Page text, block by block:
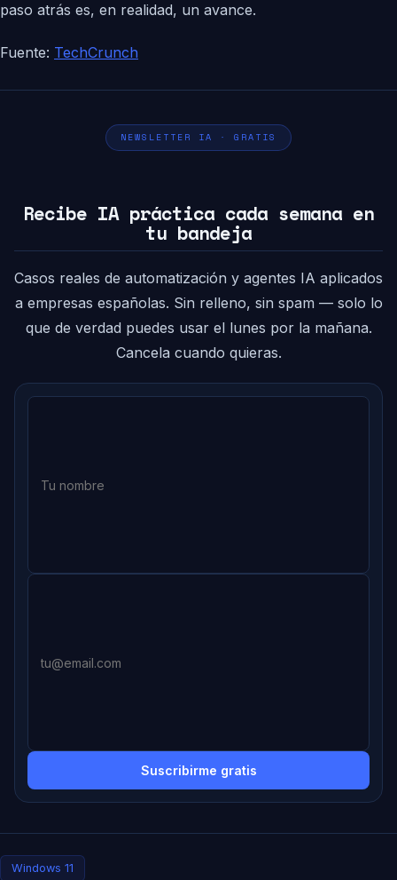
paso atrás es, en realidad, un avance.
Fuente: TechCrunch
NEWSLETTER IA · GRATIS
Recibe IA práctica cada semana en
tu bandeja
Casos reales de automatización y agentes IA aplicados
a empresas españolas. Sin relleno, sin spam — solo lo
que de verdad puedes usar el lunes por la mañana.
Cancela cuando quieras.
Suscribirme gratis
Windows 11